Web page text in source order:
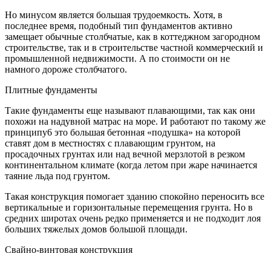
Но минусом является большая трудоемкость. Хотя, в
последнее время, подобный тип фундаментов активно
замещает обычные столбчатые, как в коттеджном загородном
строительстве, так и в строительстве частной коммерческий и
промышленной недвижимости. А по стоимости он не
намного дороже столбчатого.
Плитные фундаменты
Такие фундаменты еще называют плавающими, так как они
похожи на надувной матрас на море. И работают по такому же
принципу6 это большая бетонная «подушка» на которой
ставят дом в местностях с плавающим грунтом, на
просадочных грунтах или над вечной мерзлотой в резком
континентальном климате (когда летом при жаре начинается
таяние льда под грунтом.
Такая конструкция помогает зданию спокойно переносить все
вертикальные и горизонтальные перемещения грунта. Но в
средних широтах очень редко применяется и не подходит лоя
больших тяжелых домов большой площади.
Свайно-винтовая конструкция